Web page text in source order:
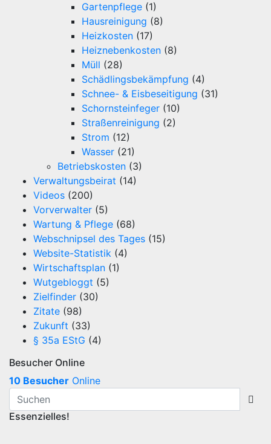
Gartenpflege (1)
Hausreinigung (8)
Heizkosten (17)
Heiznebenkosten (8)
Müll (28)
Schädlingsbekämpfung (4)
Schnee- & Eisbeseitigung (31)
Schornsteinfeger (10)
Straßenreinigung (2)
Strom (12)
Wasser (21)
Betriebskosten (3)
Verwaltungsbeirat (14)
Videos (200)
Vorverwalter (5)
Wartung & Pflege (68)
Webschnipsel des Tages (15)
Website-Statistik (4)
Wirtschaftsplan (1)
Wutgebloggt (5)
Zielfinder (30)
Zitate (98)
Zukunft (33)
§ 35a EStG (4)
Besucher Online
10 Besucher Online
Essenzielles!